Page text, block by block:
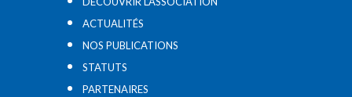
ACTUALITÉS
NOS PUBLICATIONS
STATUTS
PARTENAIRES